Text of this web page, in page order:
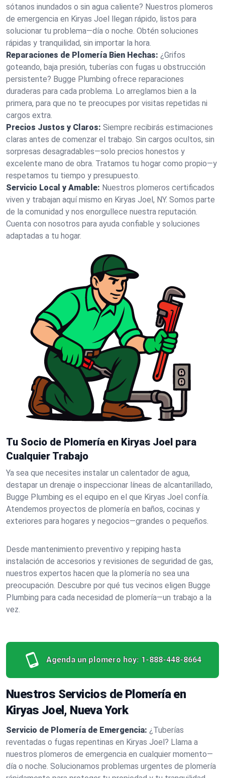
sótanos inundados o sin agua caliente? Nuestros plomeros
de emergencia en Kiryas Joel llegan rápido, listos para
solucionar tu problema—día o noche. Obtén soluciones
rápidas y tranquilidad, sin importar la hora.
Reparaciones de Plomería Bien Hechas: ¿Grifos
goteando, baja presión, tuberías con fugas u obstrucción
persistente? Bugge Plumbing ofrece reparaciones
duraderas para cada problema. Lo arreglamos bien a la
primera, para que no te preocupes por visitas repetidas ni
cargos extra.
Precios Justos y Claros: Siempre recibirás estimaciones
claras antes de comenzar el trabajo. Sin cargos ocultos, sin
sorpresas desagradables—solo precios honestos y
excelente mano de obra. Tratamos tu hogar como propio—y
respetamos tu tiempo y presupuesto.
Servicio Local y Amable: Nuestros plomeros certificados
viven y trabajan aquí mismo en Kiryas Joel, NY. Somos parte
de la comunidad y nos enorgullece nuestra reputación.
Cuenta con nosotros para ayuda confiable y soluciones
adaptadas a tu hogar.
Tu Socio de Plomería en Kiryas Joel para
Cualquier Trabajo
Ya sea que necesites instalar un calentador de agua,
destapar un drenaje o inspeccionar líneas de alcantarillado,
Bugge Plumbing es el equipo en el que Kiryas Joel confía.
Atendemos proyectos de plomería en baños, cocinas y
exteriores para hogares y negocios—grandes o pequeños.
Desde mantenimiento preventivo y repiping hasta
instalación de accesorios y revisiones de seguridad de gas,
nuestros expertos hacen que la plomería no sea una
preocupación. Descubre por qué tus vecinos eligen Bugge
Plumbing para cada necesidad de plomería—un trabajo a la
vez.
Agenda un plomero hoy: 1-888-448-8664
Nuestros Servicios de Plomería en
Kiryas Joel, Nueva York
Servicio de Plomería de Emergencia: ¿Tuberías
reventadas o fugas repentinas en Kiryas Joel? Llama a
nuestros plomeros de emergencia en cualquier momento—
día o noche. Solucionamos problemas urgentes de plomería